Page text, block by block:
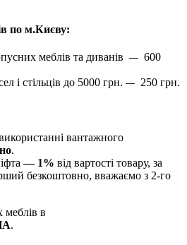
по м.Києву:
меблів та диванів — 600
і стільців до 5000 грн. — 250 грн.
вантажного
.
— 1% від вартості товару, за
безкоштовно, вважаємо з 2-го
меблів в
.